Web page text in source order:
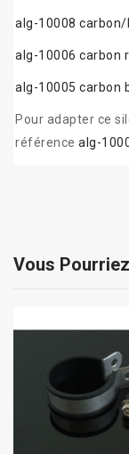
alg-10008 carbon/
alg-10006 carbon
alg-10005 carbon
Pour adapter ce
référence alg-
Vous